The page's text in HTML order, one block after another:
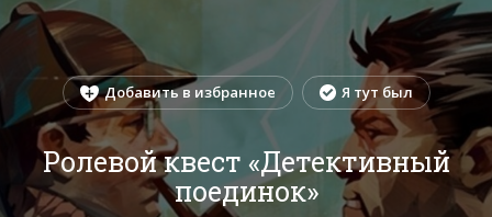
Добавить в избранное Я тут был
Ролевой квест «Детективный
поединок»